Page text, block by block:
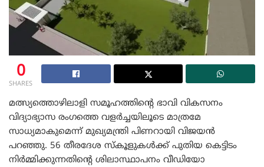
0
SHARES
മത്സ്യത്തൊഴിലാളി സമൂഹത്തിന്റെ ഭാവി വികസനം
വിദ്യാഭ്യാസ രംഗത്തെ വളർച്ചയിലൂടെ മാത്രമേ
സാധ്യമാകുമെന്ന് മുഖ്യമന്ത്രി പിണറായി വിജയൻ
പറഞ്ഞു. 56 തീരദേശ സ്‌കൂളുകൾക്ക് പുതിയ കെട്ടിടം
നിർമ്മിക്കുന്നതിന്റെ ശിലാസ്ഥാപനം വീഡിയോ